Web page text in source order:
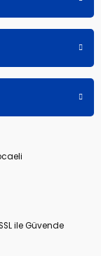
ile Güvende